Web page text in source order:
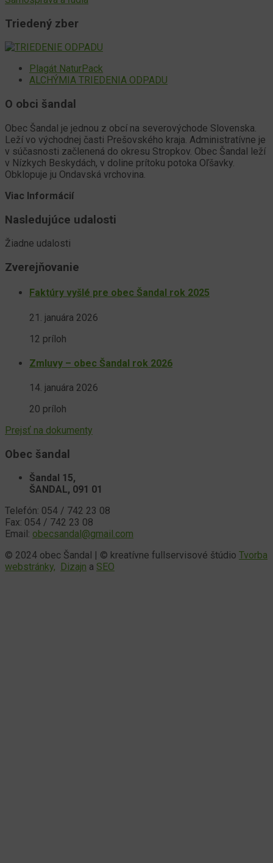
Triedený zber
Plagát NaturPack
ALCHÝMIA TRIEDENIA ODPADU
O obci šandal
Obec Šandal je jednou z obcí na severovýchode Slovenska.
Leží vo východnej časti Prešovského kraja. Administratívne je
v súčasnosti začlenená do okresu Stropkov. Obec Šandal leží
v Nízkych Beskydách, v doline prítoku potoka Oľšavky.
Obklopuje ju Ondavská vrchovina.
Viac Informácií
Nasledujúce udalosti
Žiadne udalosti
Zverejňovanie
Faktúry vyšlé pre obec Šandal rok 2025
21. januára 2026
12 príloh
Zmluvy – obec Šandal rok 2026
14. januára 2026
20 príloh
Prejsť na dokumenty
Obec šandal
Šandal 15,
ŠANDAL, 091 01
Telefón: 054 / 742 23 08
Fax: 054 / 742 23 08
Email: obecsandal@gmail.com
© 2024 obec Šandal | © kreatívne fullservisové štúdio Tvorba
webstránky,
Dizajn a SEO